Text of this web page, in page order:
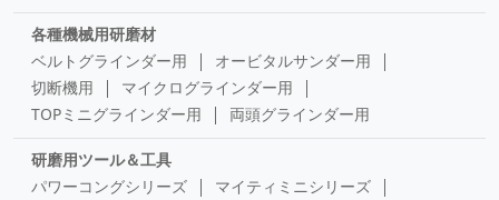
各種機械用研磨材
ベルトグラインダー用
オービタルサンダー用
切断機用
マイクログラインダー用
TOPミニグラインダー用
両頭グラインダー用
研磨用ツール＆工具
パワーコングシリーズ
マイティミニシリーズ